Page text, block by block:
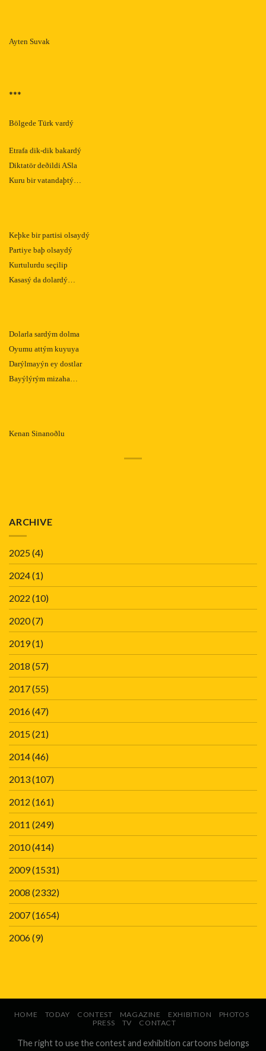
Ayten Suvak
***
Bölgede Türk vardý
Etrafa dik-dik bakardý
Diktatör deðildi ASla
Kuru bir vatandaþtý…
Keþke bir partisi olsaydý
Partiye baþ olsaydý
Kurtulurdu seçilip
Kasasý da dolardý…
Dolarla sardým dolma
Oyumu attým kuyuya
Darýlmayýn ey dostlar
Bayýlýrým mizaha…
Kenan Sinanoðlu
ARCHIVE
2025(4)
2024(1)
2022 (10)
2020(7)
2019(1)
2018 (57)
2017(55)
2016(47)
2015(21)
2014(46)
2013(107)
2012 (161)
2011 (249)
2010(414)
2009(1531)
2008 (2332)
2007(1654)
2006(9)
HOME TODAY CONTEST MAGAZINE EXHIBITION
PHOTOS
PRESS
TV CONTACT
The right to use the contest and exhibition cartoons belongs